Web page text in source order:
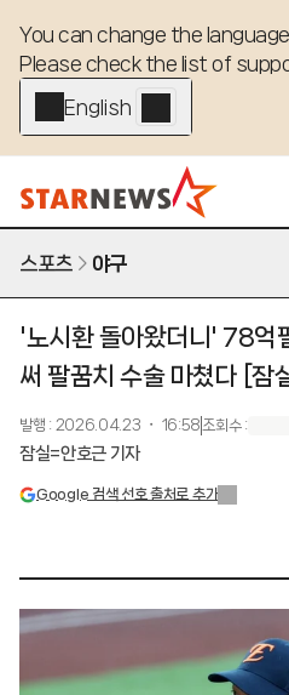
You can change the
Please check the list of
English - EN
스포츠 야구
'노시환 돌아왔더니' 78억
써 팔꿈치 수술 마쳤다 [잠
발행 : 2026.04.23 ・ 16:58 조회수:
잠실=안호근 기자
Google 검색 선호 출처로 추가